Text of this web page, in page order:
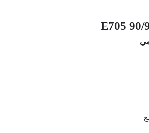
E705 90/